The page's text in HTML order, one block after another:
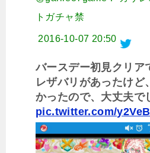
トガチャ禁
2016-10-07 20:50
バースデー初見クリア
レザバリがあったけど
かったので、大丈夫で
pic.twitter.com/